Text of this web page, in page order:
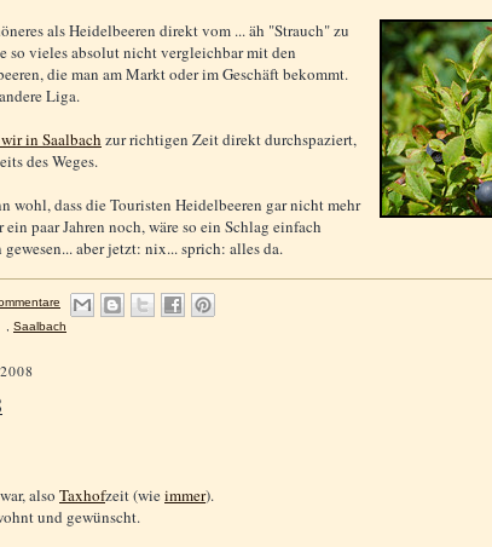
als Heidelbeeren direkt vom ... äh "Strauch" zu
so vieles absolut nicht vergleichbar mit den
die man am Markt oder im Geschäft bekommt.
Liga.
in Saalbach zur richtigen Zeit direkt durchspaziert,
des Weges.
wohl, dass die Touristen Heidelbeeren gar nicht mehr
ein paar Jahren noch, wäre so ein Schlag einfach
gewesen... aber jetzt: nix... sprich: alles da.
Saalbach
also Taxhofzeit (wieimmer).
und gewünscht.